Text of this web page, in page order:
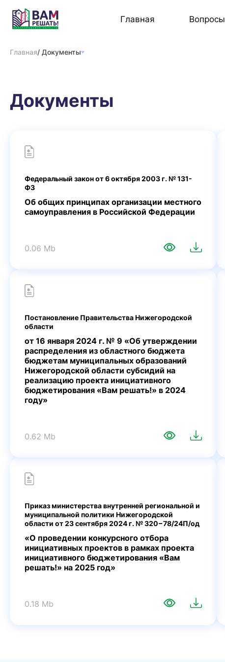
Главная Вопросы
Главная/ Документы
Документы
Федеральный закон от 6 октября 2003 г. № 131-
ФЗ
Об общих принципах организации местного
самоуправления в Российской Федерации
0.06 Mb
Постановление Правительства Нижегородской
области
от 16 января 2024 г. № 9 «Об утверждении
распределения из областного бюджета
бюджетам муниципальных образований
Нижегородской области субсидий на
реализацию проекта инициативного
бюджетирования «Вам решать!» в 2024
году»
0.62 Mb
Приказ министерства внутренней региональной и
муниципальной политики Нижегородской
области от 23 сентября 2024 г. № 320−78/24П/од
«О проведении конкурсного отбора
инициативных проектов в рамках проекта
инициативного бюджетирования «Вам
решать!» на 2025 год»
0.18 Mb